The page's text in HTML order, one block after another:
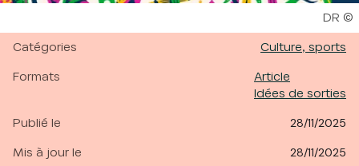
DR
Catégories Culture, sports
Formats
Article
Idées de sorties
Publié le 28/11/2025
Mis à jour le 28/11/2025